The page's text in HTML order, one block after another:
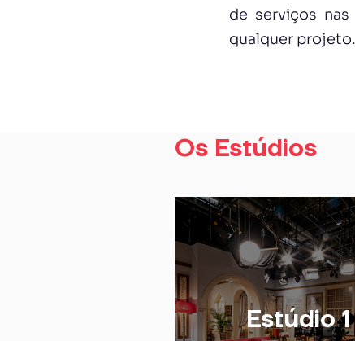
de serviços
qualquer projeto.
Os Estúdios
Estúdio 1